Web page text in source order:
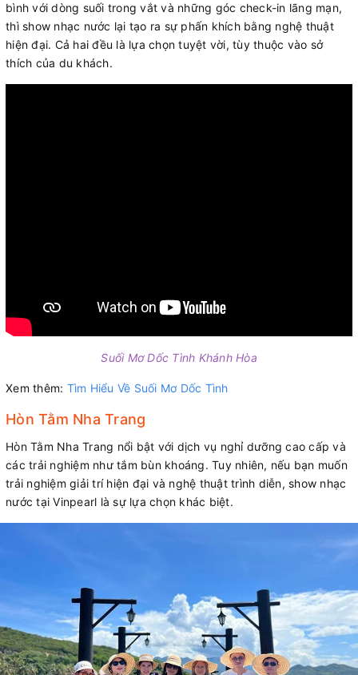
bình với dòng suối trong vắt và những góc check-in lãng mạn,
thì show nhạc nước lại tạo ra sự phấn khích bằng nghệ thuật
hiện đại. Cả hai đều là lựa chọn tuyệt vời, tùy thuộc vào sở
thích của du khách.
Suối Mơ Dốc Tình Khánh Hòa
Xem thêm: Tìm Hiểu Về Suối Mơ Dốc Tình
Hòn Tằm Nha Trang
Hòn Tằm Nha Trang nổi bật với dịch vụ nghỉ dưỡng cao cấp và
các trải nghiệm như tắm bùn khoáng. Tuy nhiên, nếu bạn muốn
trải nghiệm giải trí hiện đại và nghệ thuật trình diễn, show nhạc
nước tại Vinpearl là sự lựa chọn khác biệt.